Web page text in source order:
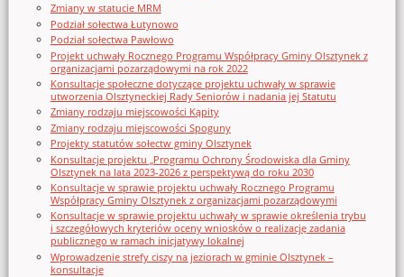
Zmiany w statucie MRM
Podział sołectwa Łutynowo
Podział sołectwa Pawłowo
Projekt uchwały Rocznego Programu Współpracy Gminy Olsztynek z
organizacjami pozarządowymi na rok 2022
Konsultacje społeczne dotyczące projektu uchwały w sprawie
utworzenia Olsztyneckiej Rady Seniorów i nadania jej Statutu
Zmiany rodzaju miejscowości Kąpity
Zmiany rodzaju miejscowości Spoguny
Projekty statutów sołectw gminy Olsztynek
Konsultacje projektu „Programu Ochrony Środowiska dla Gminy
Olsztynek na lata 2023-2026 z perspektywą do roku 2030
Konsultacje w sprawie projektu uchwały Rocznego Programu
Współpracy Gminy Olsztynek z organizacjami pozarządowymi
Konsultacje w sprawie projektu uchwały w sprawie określenia trybu
i szczegółowych kryteriów oceny wniosków o realizację zadania
publicznego w ramach inicjatywy lokalnej
Wprowadzenie strefy ciszy na jeziorach w gminie Olsztynek –
konsultacje